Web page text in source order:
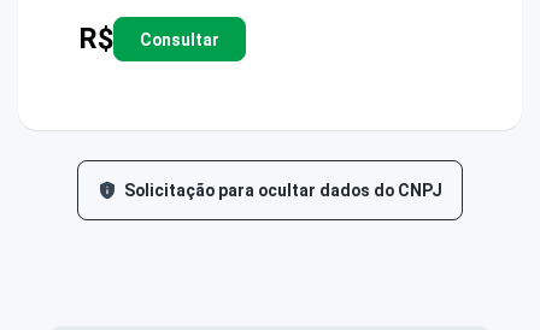
R$ Consultar
Solicitação para ocultar dados do CNPJ